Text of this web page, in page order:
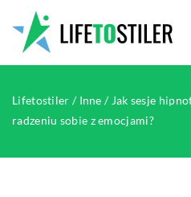
Lifetostiler / Inne / Jak sesje
radzeniu sobie z emocjami?